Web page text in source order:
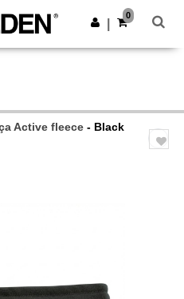
Obter app
0
Active fleece - Black